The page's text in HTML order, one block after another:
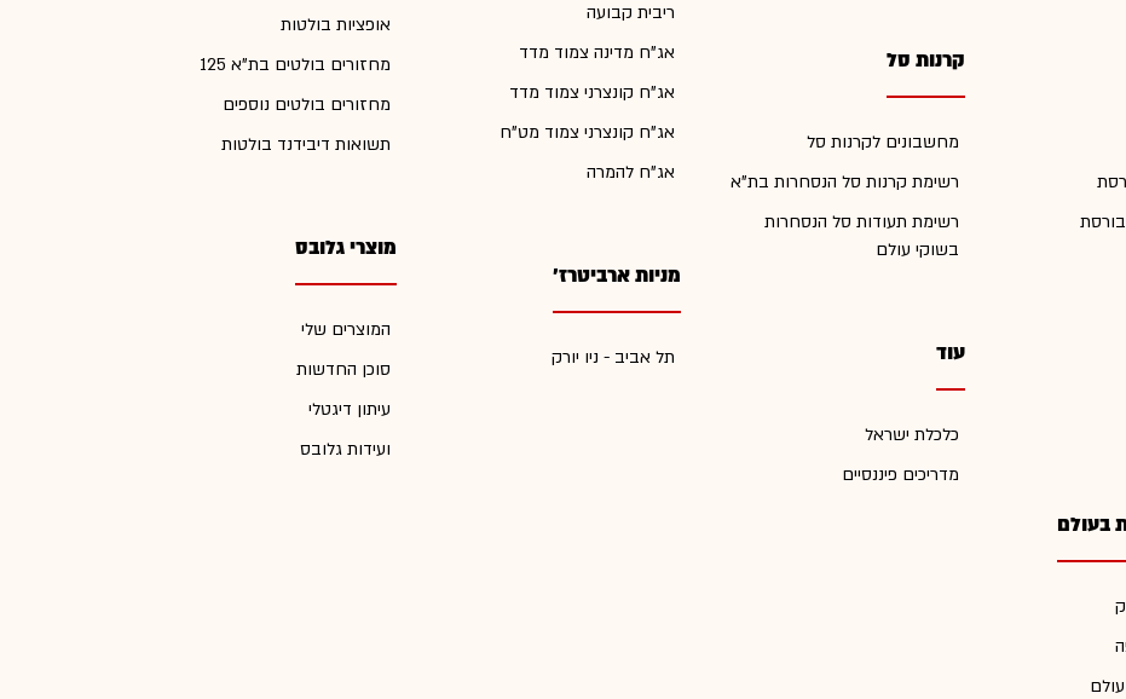
בעולם
קרנות סל
מחשבונים לקרנות סל
רשימת קרנות סל הנסחרות בת"א
רשימת תעודות סל הנסחרות
בשוקי עולם
עוד
כלכלת ישראל
מדריכים פיננסיים
ריבית קבועה
אג"ח מדינה צמוד מדד
אג"ח קונצרני צמוד מדד
אג"ח קונצרני צמוד מט"ח
אג"ח להמרה
מניות ארביטרז'
תל אביב - ניו יורק
אופציות בולטות
מחזורים בולטים בת"א 125
מחזורים בולטים נוספים
תשואות דיבידנד בולטות
מוצרי גלובס
המוצרים שלי
סוכן החדשות
עיתון דיגטלי
ועידות גלובס